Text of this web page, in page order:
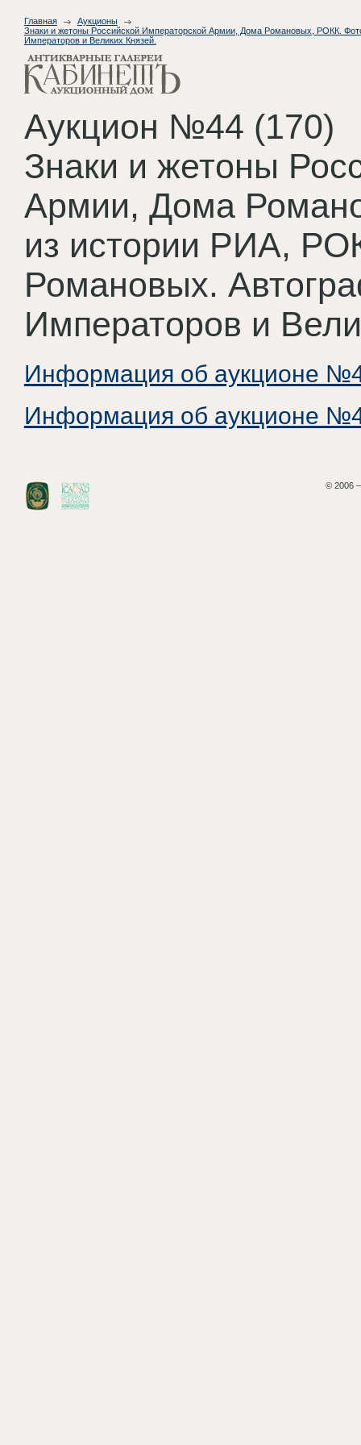
Главная
Аукционы
Знаки и жетоны Российской Императорской Армии, Дома Романовых, РОКК.
Императоров и Великих Князей.
Аукцион №44 (170)
Знаки и жетоны
Армии, Дома
из истории РИА,
Романовых.
Императоров и
Информация об аукционе
Информация об аукционе
© 2006